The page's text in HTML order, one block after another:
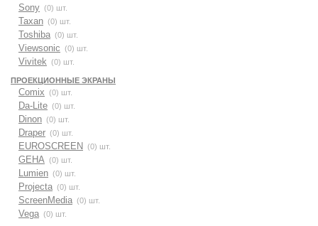
Sony (0) шт.
Taxan (0) шт.
Toshiba (0) шт.
Viewsonic (0) шт.
Vivitek (0) шт.
ПРОЕКЦИОННЫЕ ЭКРАНЫ
Comix (0) шт.
Da-Lite (0) шт.
Dinon (0) шт.
Draper (0) шт.
EUROSCREEN (0) шт.
GEHA (0) шт.
Lumien (0) шт.
Projecta (0) шт.
ScreenMedia (0) шт.
Vega (0) шт.